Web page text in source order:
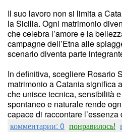
Il suo lavoro non si limita a
la Sicilia. Ogni matrimonio
che celebra l’amore e la
campagne dell’Etna alle
scenario diventa parte
In definitiva, scegliere Rosario
matrimonio a Catania significa
che unisce tecnica, sensibilità
spontaneo e naturale rende
capace di raccontare
комментарии: 0 понравилось!